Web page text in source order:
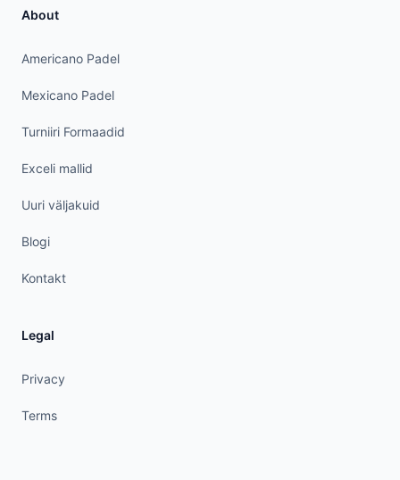
About
Americano Padel
Mexicano Padel
Turniiri Formaadid
Exceli mallid
Uuri väljakuid
Blogi
Kontakt
Legal
Privacy
Terms